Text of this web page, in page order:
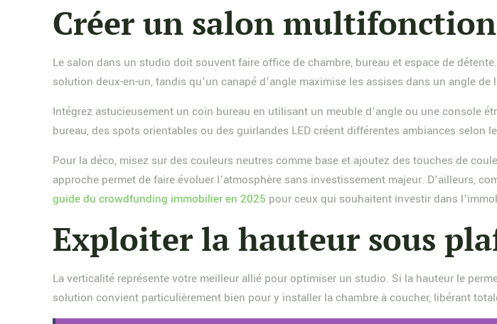
Créer un salon
Le salon dans un studio doit souvent faire office de chambre, bureau et espace de
solution deux-en-un, tandis qu’un canapé d’angle maximise les assises dans un angle de
Intégrez astucieusement un coin bureau en utilisant un meuble d’angle ou une console
bureau, des spots orientables ou des guirlandes LED créent différentes ambiances selon
Pour la déco, misez sur des couleurs neutres comme base et ajoutez des touches de
approche permet de faire évoluer l’atmosphère sans investissement majeur. D’ailleurs,
guide du crowdfunding immobilier en 2025 pour ceux qui souhaitent investir dans
Exploiter la hauteur sous
La verticalité représente votre meilleur allié pour optimiser un studio. Si la hauteur le
solution convient particulièrement bien pour y installer la chambre à coucher, libérant